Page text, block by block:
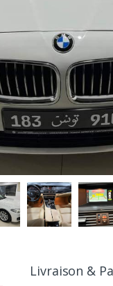
Livraison &